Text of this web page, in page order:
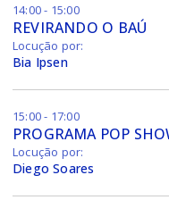
14:00 - 15:00
REVIRANDO O BAÚ
Locução por:
Bia Ipsen
15:00 - 17:00
PROGRAMA POP
Locução por:
Diego Soares